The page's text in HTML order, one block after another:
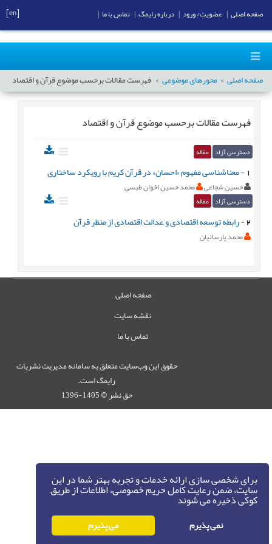
برای شخصی سازی ارائه خدمات و تجربه بهتر شما در این
سایت، ضمن رعایت کامل حریم خصوصی، اطلاعات از طریق
کوکی ذخیره می شوند
نمی پذیرم می پذیرم
صفحه اصلی محورهای موضوعی فهرست مقالات برحسب موضوعقرآن و اقتصاد
فهرست مقالات برحسب موضوعقرآن و اقتصاد
دسترسی آزاد مقاله
-معناشناسی مفهوم «احسان» در قرآن کریم با رویکرد ساختاری
حسین شجاعی محمد حسین اخوان طبسی
دسترسی آزاد مقاله
2
-رابطه توسعه اقتصادی و عدالت اقتصادی از منظر قرآن
محمد پارسائیان
صفحه اصلی
نقشه سایت
تماس با ما
حقوق این وب‌سایت متعلق به سامانه مدیریت نشریات
رایمگ است.
حق نشر ©
1405-1396
صفحه اصلی عضویت/ ورود درباره رایمگ تماس با ما